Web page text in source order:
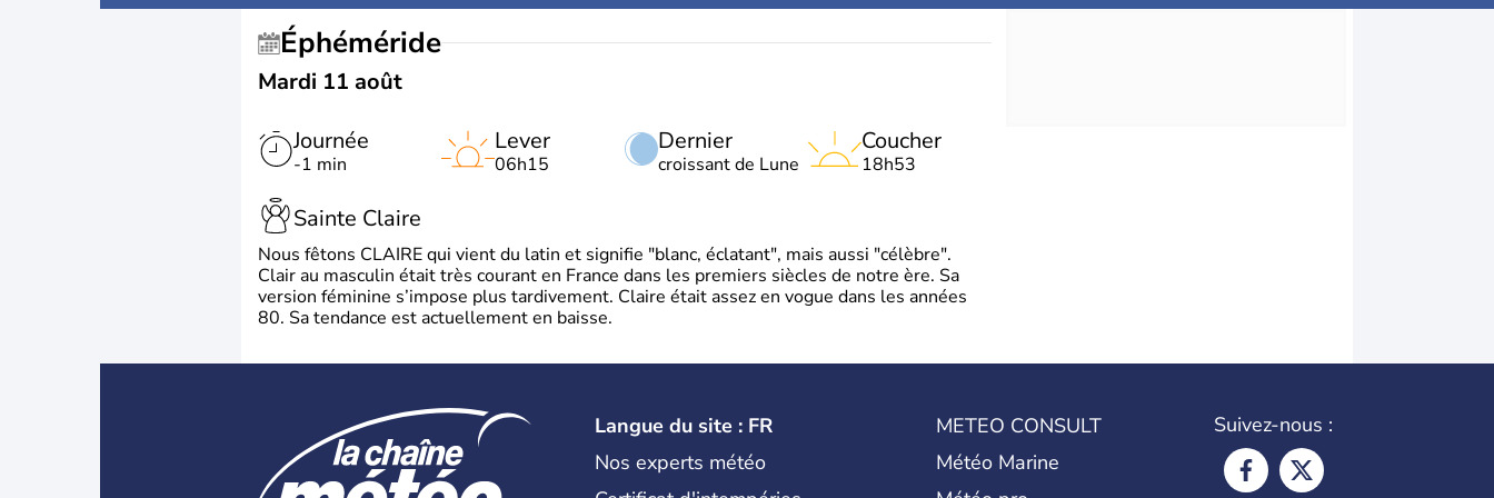
Éphéméride
Mardi 11 août
Journée
-1 min
Dernier
croissant de Lune
Lever
06h15
Coucher
18h53
Sainte Claire
Nous fêtons CLAIRE qui vient du latin et signifie "blanc, éclatant", mais aussi "célèbre".
Clair au masculin était très courant en France dans les premiers siècles de notre ère. Sa
version féminine s’impose plus tardivement. Claire était assez en vogue dans les années
80. Sa tendance est actuellement en baisse.
Langue du site : FR
Nos experts météo
METEO CONSULT
Météo Marine
Suivez-nous :